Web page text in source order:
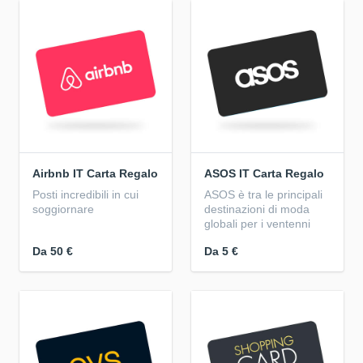
Airbnb IT Carta Regalo
Posti incredibili in cui
soggiornare
Da 50 €
ASOS IT Carta Regalo
ASOS è tra le principali
destinazioni di moda
globali per i ventenni
Da 5 €